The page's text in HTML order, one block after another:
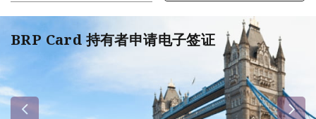
BRP Card 持有者申请电子签证